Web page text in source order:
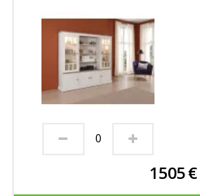
1505€